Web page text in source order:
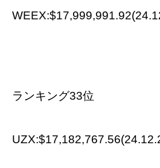
ランキング33位